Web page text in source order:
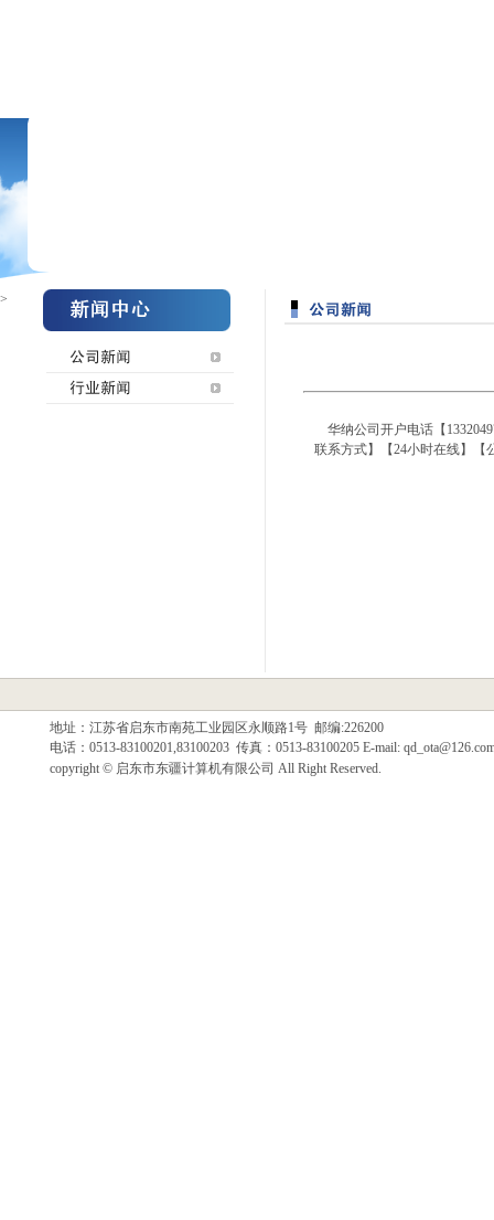
>
华纳公司开户电话【
联系方式】【24小时在线】【
地址：江苏省启东市南苑工业园区永顺路1号 邮编:226200
电话：0513-83100201,83100203 传真：0513-83100205 E-mail:
copyright © 启东市东疆计算机有限公司 All Right Reserved.